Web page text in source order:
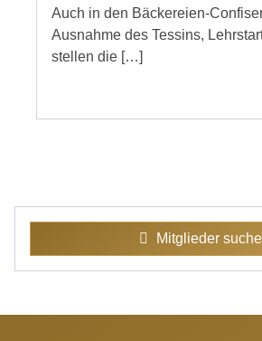
Auch in den Bäckereien-
Ausnahme des Tessins,
stellen die […]
Mitglieder